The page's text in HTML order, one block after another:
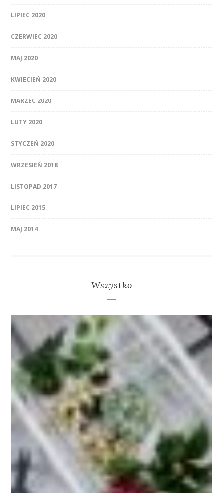
LIPIEC 2020
CZERWIEC 2020
MAJ 2020
KWIECIEŃ 2020
MARZEC 2020
LUTY 2020
STYCZEŃ 2020
WRZESIEŃ 2018
LISTOPAD 2017
LIPIEC 2015
MAJ 2014
Wszystko